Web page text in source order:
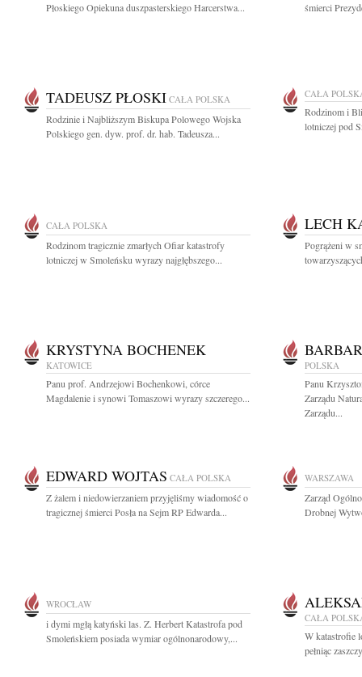
Płoskiego Opiekuna duszpasterskiego Harcerstwa...
śmierci
TADEUSZ PŁOSKI CAŁA POLSKA
Rodzinie i Najbliższym Biskupa Polowego Wojska
Polskiego gen. dyw. prof. dr. hab. Tadeusza...
CAŁA
Rodzinom i
lotniczej pod
CAŁA POLSKA
Rodzinom tragicznie zmarłych Ofiar katastrofy
lotniczej w Smoleńsku wyrazy najgłębszego...
LECH
Pogrążeni w
KRYSTYNA BOCHENEK
KATOWICE
Panu prof. Andrzejowi Bochenkowi, córce
Magdalenie i synowi Tomaszowi wyrazy szczerego...
POLSKA
Panu
Zarządu
Zarządu...
EDWARD WOJTAS CAŁA POLSKA
Z żalem i niedowierzaniem przyjęliśmy wiadomość o
tragicznej śmierci Posła na Sejm RP Edwarda...
WARSZAWA
Zarząd
Drobnej
WROCŁAW
i dymi mgłą katyński las. Z. Herbert Katastrofa pod
Smoleńskiem posiada wymiar ogólnonarodowy,...
CAŁA
W katastrofie
pełniąc